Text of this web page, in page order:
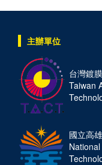
主辦單位
台灣鍍
Taiwan
國立高